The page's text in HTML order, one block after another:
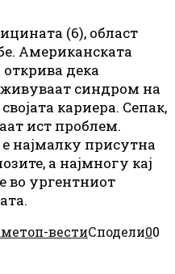
(6), област
Американската
дека
синдром на
кариера. Сепак,
ист проблем.
најмалку присутна
а најмногу кај
во ургентниот
топ-вестиСподели00